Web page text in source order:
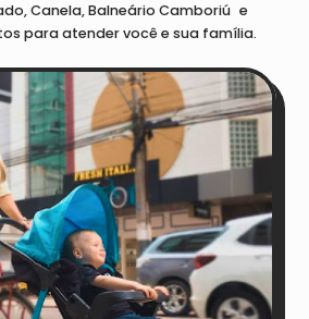
Canela, Balneário Camboriú e
para atender você e sua família.